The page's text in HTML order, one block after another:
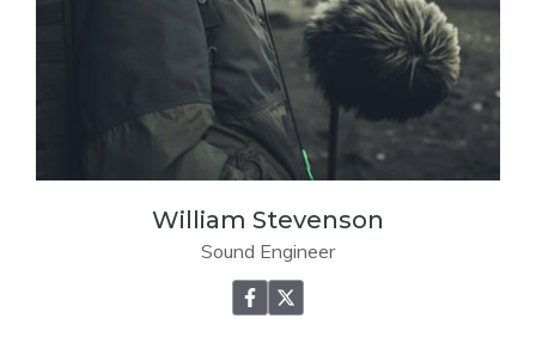
William Stevenson
Sound Engineer